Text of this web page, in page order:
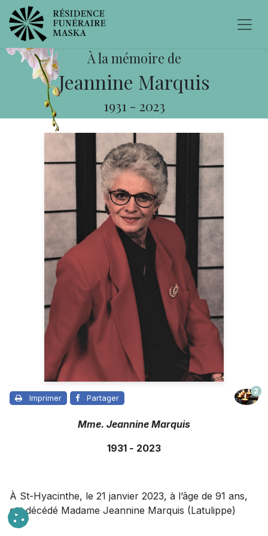
À la mémoire de
Jeannine Marquis
1931 - 2023
Imprimer Partager
2
Mme. Jeannine Marquis
1931 - 2023
À St-Hyacinthe, le 21 janvier 2023, à l’âge de 91 ans,
est décédé Madame Jeannine Marquis (Latulippe)